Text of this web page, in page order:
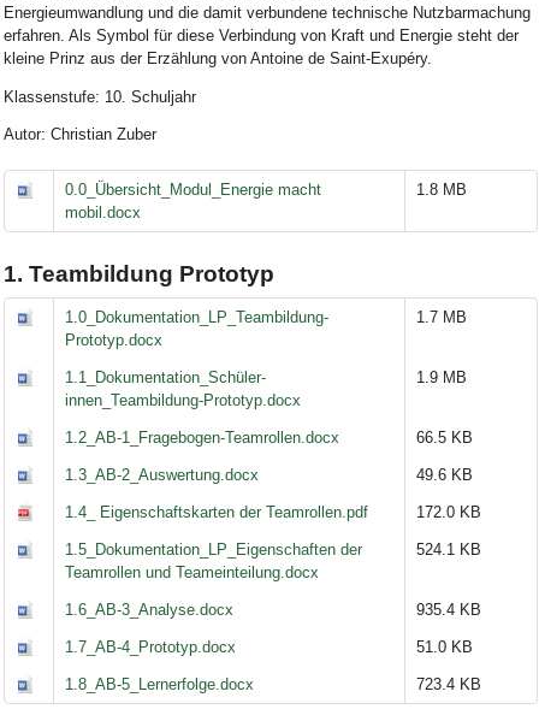
Energieumwandlung und die damit verbundene technische Nutzbarmachung
erfahren. Als Symbol für diese Verbindung von Kraft und Energie steht der
kleine Prinz aus der Erzählung von Antoine de Saint-Exupéry.
Klassenstufe: 10. Schuljahr
Autor: Christian Zuber
0.0_Übersicht_Modul_Energie macht
mobil.docx
1.8 MB
1. Teambildung Prototyp
1.0_Dokumentation_LP_Teambildung-
Prototyp.docx
1.7 MB
1.1_Dokumentation_Schüler-
innen_Teambildung-Prototyp.docx
1.9 MB
1.2_AB-1_Fragebogen-Teamrollen.docx 66.5 KB
1.3_AB-2_Auswertung.docx 49.6 KB
1.4_ Eigenschaftskarten der Teamrollen.pdf 172.0 KB
1.5_Dokumentation_LP_Eigenschaften der
Teamrollen und Teameinteilung.docx
524.1 KB
1.6_AB-3_Analyse.docx 935.4 KB
1.7_AB-4_Prototyp.docx 51.0 KB
1.8_AB-5_Lernerfolge.docx 723.4 KB